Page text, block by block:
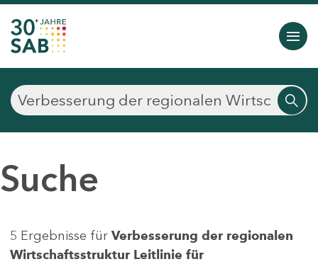
Suche
5 Ergebnisse für Verbesserung der regionalen
Wirtschaftsstruktur Leitlinie für